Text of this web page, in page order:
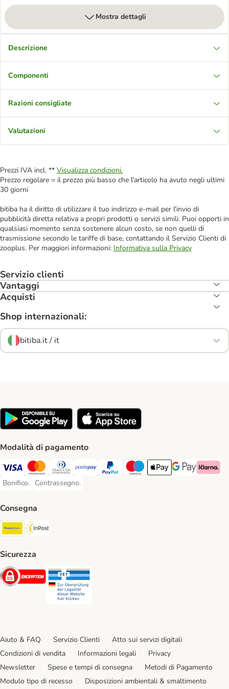
Mostra dettagli
Descrizione
Componenti
Razioni consigliate
Valutazioni
Prezzi IVA incl. ** Visualizza condizioni.
Prezzo regolare = il prezzo più basso che l'articolo ha avuto negli ultimi
30 giorni
bitiba ha il diritto di utilizzare il tuo indirizzo e-mail per l'invio di
pubblicità diretta relativa a propri prodotti o servizi simili. Puoi opporti in
qualsiasi momento senza sostenere alcun costo, se non quelli di
trasmissione secondo le tariffe di base, contattando il Servizio Clienti di
zooplus. Per maggiori informazioni: Informativa sulla Privacy
Servizio clienti
Vantaggi
Acquisti
Shop internazionali:
bitiba.it / it
Modalità di pagamento
Visa. Payment Method
Mastercard. Payment Method
Diners Club. Payment Method
Postepay. Payment Method
PayPal. Payment Method
Maestro. Payment Method
Apple pay. Payment
Google Pay
Klarna
Bonifico.
Bonifico. Payment Method
Contrassegno.
Contrassegno. Payment Method
Consegna
Poste Italiane. Shipping Method
Sicurezza
Security
Aiuto & FAQ Servizio Clienti
Atto sui servizi digitali
Condizioni di vendita
Informazioni legali
Privacy
Newsletter
Spese e tempi di consegna
Metodi di Pagamento
Modulo tipo di recesso
Disposizioni ambientali & smaltimento